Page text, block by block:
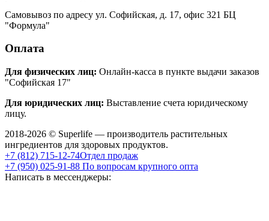
Самовывоз по адресу ул. Софийская, д. 17, офис 321 БЦ
"Формула"
Оплата
Для физических лиц: Онлайн-касса в пункте выдачи заказов
"Софийская 17"
Для юридических лиц: Выставление счета юридическому
лицу.
2018-2026 © Superlife — производитель растительных
ингредиентов для здоровых продуктов.
+7 (812) 715-12-74Отдел продаж
+7 (950) 025-91-88 По вопросам крупного опта
Написать в мессенджеры: